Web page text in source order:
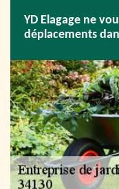
YD Elagage ne
déplacements